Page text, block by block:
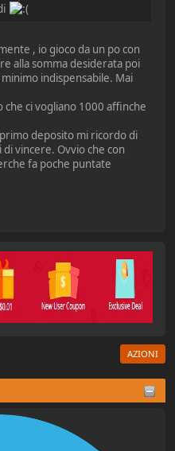
, io gioco da un po con
alla somma desiderata poi
indispensabile. Mai
ci vogliano 1000 affinche
deposito mi ricordo di
vincere. Ovvio che con
fa poche puntate
AZIONI